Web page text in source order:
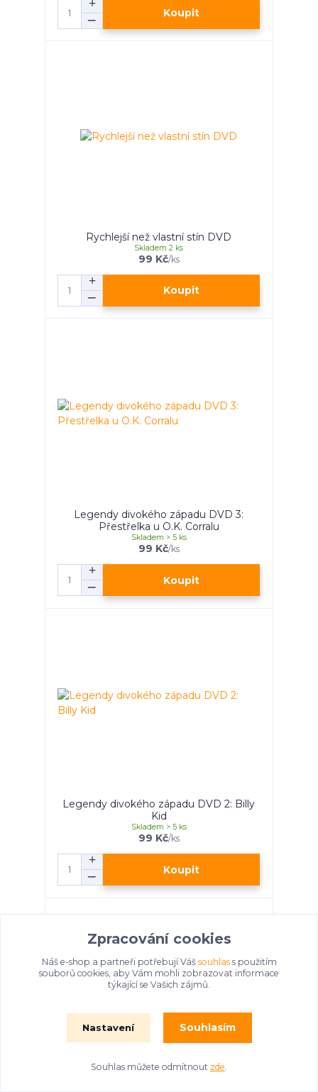
Koupit
Rychlejší než vlastní stín DVD
99 Kč/ks
Skladem 2 ks
Koupit
Legendy divokého západu DVD 3:
Přestřelka u O.K. Corralu
99 Kč/ks
Skladem > 5 ks
Koupit
Legendy divokého západu DVD 2: Billy
Kid
99 Kč/ks
Skladem > 5 ks
Koupit
Zpracování cookies
Náš e-shop a partneři potřebují Váš souhlass použitím
souborů cookies, aby Vám mohli zobrazovat informace
týkající se Vašich zájmů.
Nastavení Souhlasím
Souhlas můžete odmítnout zde